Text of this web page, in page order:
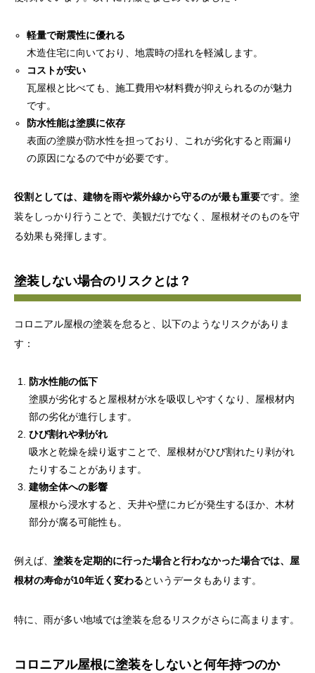
軽量で耐震性に優れる
木造住宅に向いており、地震時の揺れを軽減します。
コストが安い
瓦屋根と比べても、施工費用や材料費が抑えられるのが魅力
です。
防水性能は塗膜に依存
表面の塗膜が防水性を担っており、これが劣化すると雨漏り
の原因になるので中が必要です。
役割としては、建物を雨や紫外線から守るのが最も重要です。塗
装をしっかり行うことで、美観だけでなく、屋根材そのものを守
る効果も発揮します。
塗装しない場合のリスクとは？
コロニアル屋根の塗装を怠ると、以下のようなリスクがありま
す：
防水性能の低下
塗膜が劣化すると屋根材が水を吸収しやすくなり、屋根材内
部の劣化が進行します。
ひび割れや剥がれ
吸水と乾燥を繰り返すことで、屋根材がひび割れたり剥がれ
たりすることがあります。
建物全体への影響
屋根から浸水すると、天井や壁にカビが発生するほか、木材
部分が腐る可能性も。
例えば、 塗装を定期的に行った場合と行わなかった場合では、屋
根材の寿命が10年近く変わるというデータもあります。
特に、雨が多い地域では塗装を怠るリスクがさらに高まります。
コロニアル屋根に塗装をしないと何年持つのか